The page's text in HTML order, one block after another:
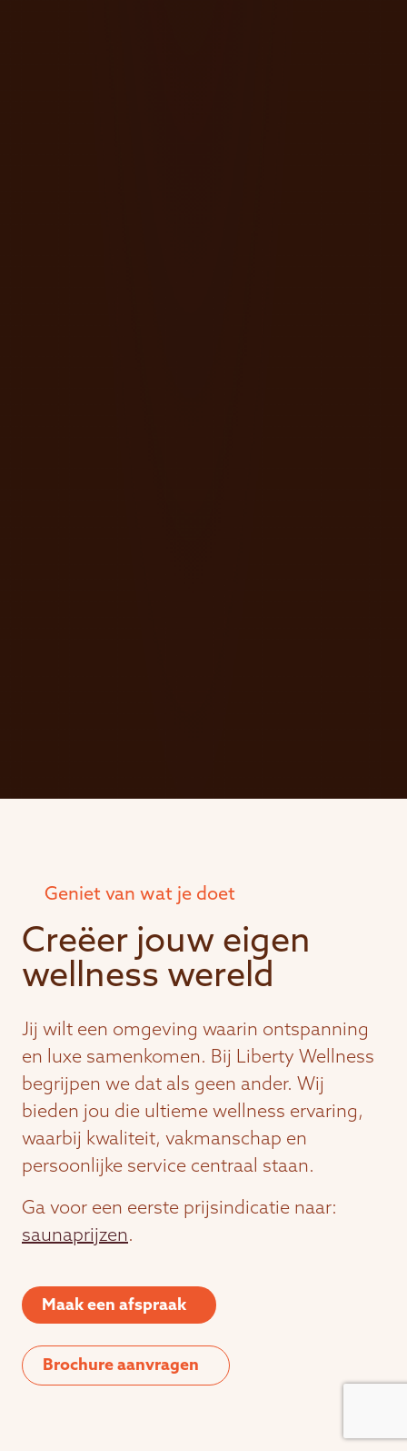
Geniet van wat je doet
Creëer jouw eigen
wellness wereld
Jij wilt een omgeving waarin ontspanning
en luxe samenkomen. Bij Liberty Wellness
begrijpen we dat als geen ander. Wij
bieden jou die ultieme wellness ervaring,
waarbij kwaliteit, vakmanschap en
persoonlijke service centraal staan.
Ga voor een eerste prijsindicatie naar:
saunaprijzen.
Maak een afspraak
Brochure aanvragen